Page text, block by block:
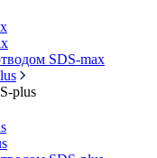
SDS-max
plus